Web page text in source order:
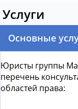
Услуги
Основные
Юристы группы
перечень
областей права: